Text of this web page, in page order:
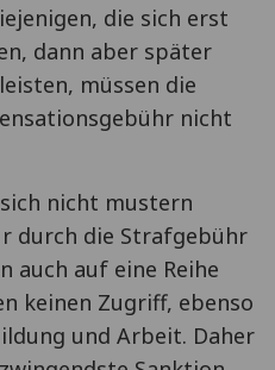
die sich erst
dann aber später
müssen die
nicht
nicht mustern
durch die Strafgebühr
auch auf eine Reihe
keinen Zugriff, ebenso
und Arbeit. Daher